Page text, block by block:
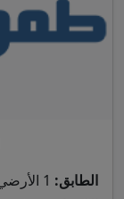
الطابق: